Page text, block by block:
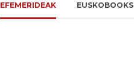
EFEMERIDEAK EUSKOBOOKS